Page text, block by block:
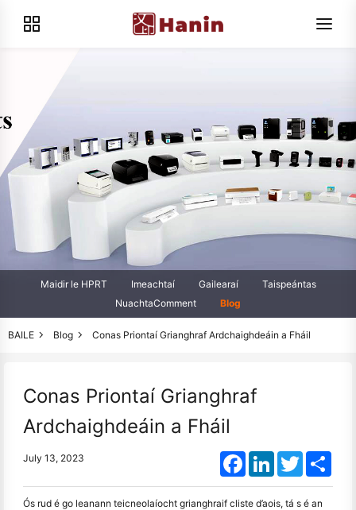
Maidir le HPRT Imeachtaí Gailearaí
Taispeántas
NuachtaComment
Blog
BAILE Blog Conas Priontaí Grianghraf Ardchaighdeáin a Fháil
Conas Priontaí Grianghraf
Ardchaighdeáin a Fháil
July 13, 2023 FacebookLinkedInTwitter
Ós rud é go leanann teicneolaíocht grianghraif cliste d’aois, tá s é an